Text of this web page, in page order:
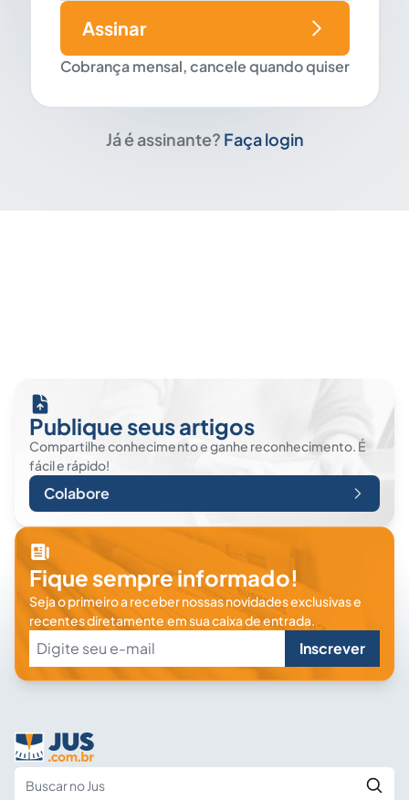
Cobrança mensal, cancele quando quiser
Assinar
Já é assinante? Faça login
Publique seus artigos
Compartilhe conhecimento e ganhe reconhecimento. É
fácil e rápido!
Colabore
Fique sempre informado!
Seja o primeiro a receber nossas novidades exclusivas e
recentes diretamente em sua caixa de entrada.
Inscrever